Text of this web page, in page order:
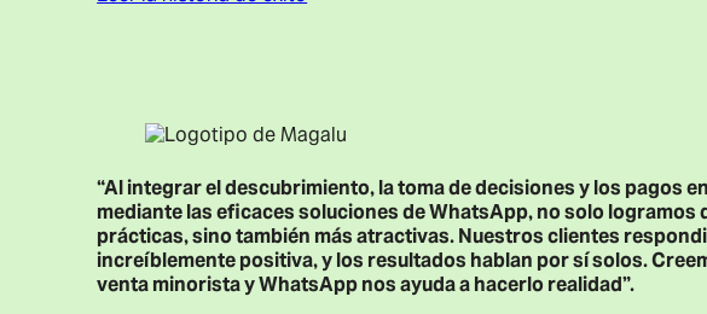
“Al integrar el descubrimiento, la toma de decisiones y los pagos
mediante las eficaces soluciones de WhatsApp, no solo logramos
prácticas, sino también más atractivas. Nuestros clientes
increíblemente positiva, y los resultados hablan por sí solos.
venta minorista y WhatsApp nos ayuda a hacerlo realidad”.